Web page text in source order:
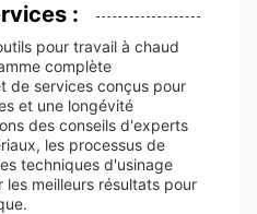
:
pour travail à chaud
complète
de services conçus pour
et une longévité
des conseils d'experts
les processus de
techniques d'usinage
meilleurs résultats pour